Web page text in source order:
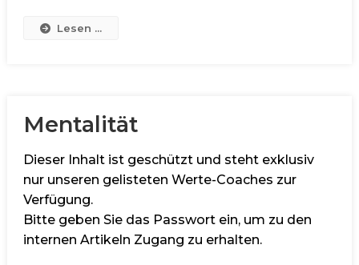
Lesen ...
Mentalität
Dieser Inhalt ist geschützt und steht exklusiv
nur unseren gelisteten Werte-Coaches zur
Verfügung.
Bitte geben Sie das Passwort ein, um zu den
internen Artikeln Zugang zu erhalten.